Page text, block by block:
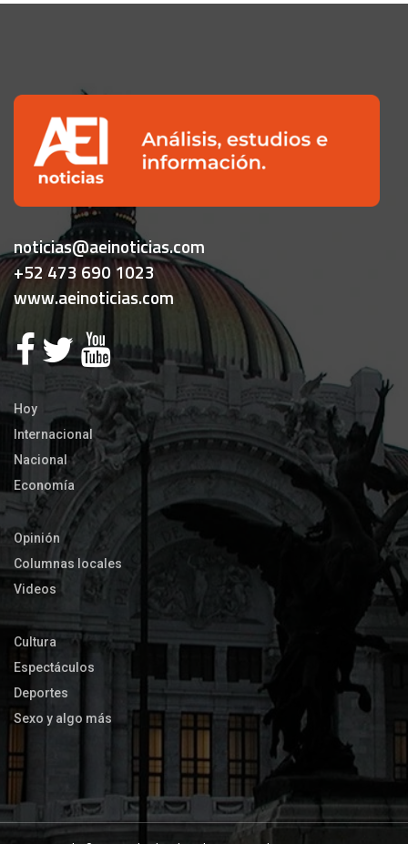
noticias@aeinoticias.com
+52 473 690 1023
www.aeinoticias.com
Hoy
Internacional
Nacional
Economía
Opinión
Columnas locales
Videos
Cultura
Espectáculos
Deportes
Sexo y algo más